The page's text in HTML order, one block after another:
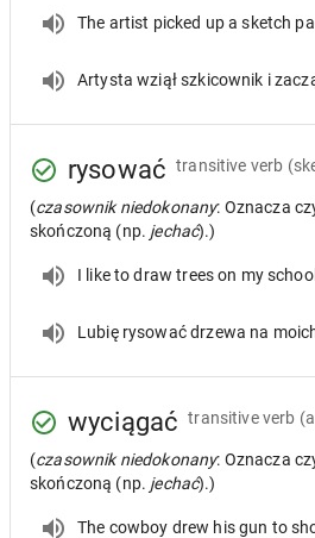
The artist picked up a sketch
Artysta wziął szkicownik i
rysować transitive verb
(czasownik niedokonany: Oznacza
skończoną (np. jechać).)
I like to draw trees on my
Lubię rysować drzewa na
wyciągać transitive verb
(czasownik niedokonany: Oznacza
skończoną (np. jechać).)
The cowboy drew his gun to